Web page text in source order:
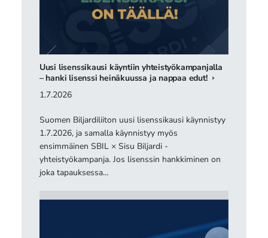
Uusi lisenssikausi käyntiin yhteistyökampanjalla
– hanki lisenssi heinäkuussa ja nappaa edut!
1.7.2026
Suomen Biljardiliiton uusi lisenssikausi käynnistyy
1.7.2026, ja samalla käynnistyy myös
ensimmäinen SBIL × Sisu Biljardi -
yhteistyökampanja. Jos lisenssin hankkiminen on
joka tapauksessa…